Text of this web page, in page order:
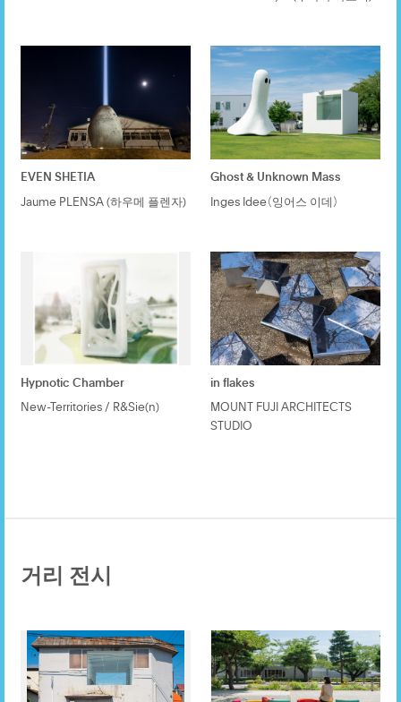
EVEN SHETIA
Jaume PLENSA (하우메 플렌자)
Ghost & Unknown Mass
Inges Idee（잉어스 이데）
Hypnotic Chamber
New-Territories / R&Sie(n)
in flakes
MOUNT FUJI ARCHITECTS
STUDIO
거리 전시